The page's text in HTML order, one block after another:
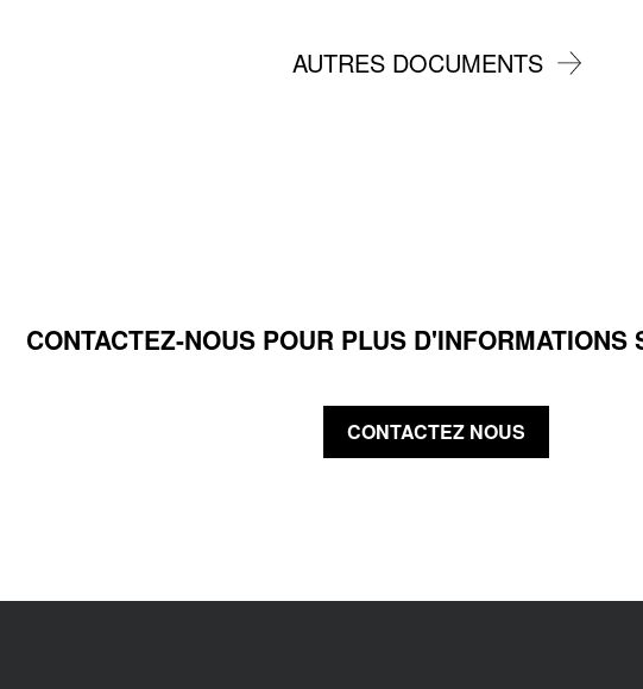
AUTRES DOCUMENTS
CONTACTEZ-NOUS POUR PLUS D'INFORMATIONS
CONTACTEZ NOUS